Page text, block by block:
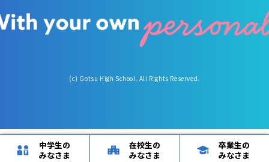
(c) Gotsu High School. All Rights Reserved.
中学生の
みなさま
在校生の
みなさま
卒業生の
みなさま